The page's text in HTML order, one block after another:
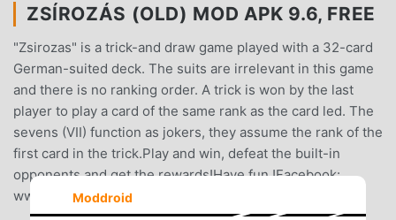
ZSÍROZÁS (OLD) MOD APK 9.6, FREE
"Zsirozas" is a trick-and draw game played with a 32-card
German-suited deck. The suits are irrelevant in this game
and there is no ranking order. A trick is won by the last
player to play a card of the same rank as the card led. The
sevens (VII) function as jokers, they assume the rank of the
first card in the trick.Play and win, defeat the built-in
opponents and get the rewards!Have fun !Facebook:
www.facebook.com/zsugabubusgame
Moddroid